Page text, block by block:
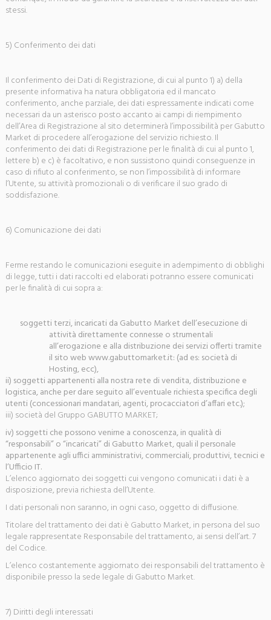
stessi.
5) Conferimento dei dati
Il conferimento dei Dati di Registrazione, di cui al punto 1) a) della
presente informativa ha natura obbligatoria ed il mancato
conferimento, anche parziale, dei dati espressamente indicati come
necessari da un asterisco posto accanto ai campi di riempimento
dell’Area di Registrazione al sito determinerà l’impossibilità per Gabutto
Market di procedere all’erogazione del servizio richiesto. Il
conferimento dei dati di Registrazione per le finalità di cui al punto 1,
lettere b) e c) è facoltativo, e non sussistono quindi conseguenze in
caso di rifiuto al conferimento, se non l’impossibilità di informare
l’Utente, su attività promozionali o di verificare il suo grado di
soddisfazione.
6) Comunicazione dei dati
Ferme restando le comunicazioni eseguite in adempimento di obblighi
di legge, tutti i dati raccolti ed elaborati potranno essere comunicati
per le finalità di cui sopra a:
soggetti terzi, incaricati da Gabutto Market dell’esecuzione di
attività direttamente connesse o strumentali
all’erogazione e alla distribuzione dei servizi offerti tramite
il sito web www.gabuttomarket.it: (ad es: società di
Hosting, ecc),
ii) soggetti appartenenti alla nostra rete di vendita, distribuzione e
logistica, anche per dare seguito all’eventuale richiesta specifica degli
utenti (concessionari mandatari, agenti, procacciatori d’affari etc.);
iii) società del Gruppo GABUTTO MARKET;
iv) soggetti che possono venirne a conoscenza, in qualità di
“responsabili” o “incaricati” di Gabutto Market, quali il personale
appartenente agli uffici amministrativi, commerciali, produttivi, tecnici e
l’Ufficio IT.
L’elenco aggiornato dei soggetti cui vengono comunicati i dati è a
disposizione, previa richiesta dell’Utente.
I dati personali non saranno, in ogni caso, oggetto di diffusione.
Titolare del trattamento dei dati è Gabutto Market, in persona del suo
legale rappresentate Responsabile del trattamento, ai sensi dell’art. 7
del Codice.
L’elenco costantemente aggiornato dei responsabili del trattamento è
disponibile presso la sede legale di Gabutto Market.
7) Diritti degli interessati